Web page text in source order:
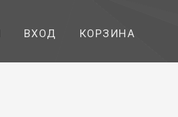
ВХОД КОРЗИНА